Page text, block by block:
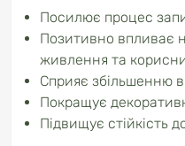
Посилює процес
Позитивно впливає
живлення та
Сприяє збільшенню
Покращує
Підвищує стійкість